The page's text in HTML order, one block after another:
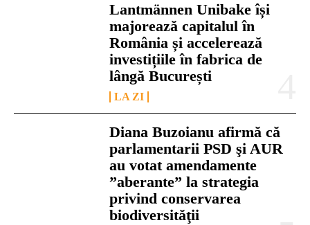
Lantmännen Unibake își
majorează capitalul în
România și accelerează
investițiile în fabrica de
lângă București
LA ZI
Diana Buzoianu afirmă că
parlamentarii PSD şi AUR
au votat amendamente
”aberante” la strategia
privind conservarea
biodiversităţii